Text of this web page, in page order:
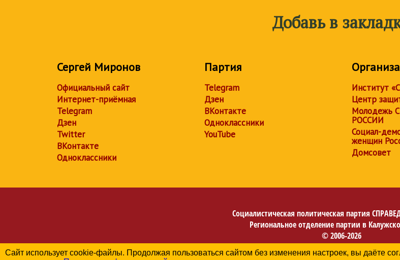
Добавь в
Сергей Миронов
Официальный сайт
Интернет-приёмная
Telegram
Дзен
Twitter
ВКонтакте
Одноклассники
Партия
Telegram
Дзен
ВКонтакте
Одноклассники
YouTube
Институт
Центр
Молодежь
РОССИИ
Социал-
женщин
Домсовет
Социалистическая политическая партия
Региональное отделение партии в
© 2006-2026
Политика в отношении обработки
Сайт использует cookie-файлы. Продолжая пользоваться сайтом без изменения настроек, вы даёте